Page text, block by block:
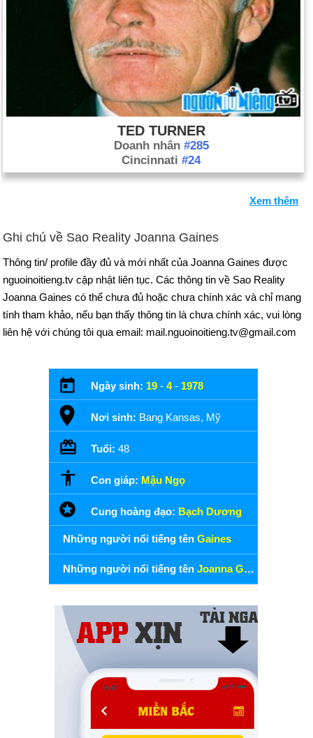
TED TURNER
Doanh nhân #285
Cincinnati #24
Xem thêm
Ghi chú về Sao Reality Joanna Gaines
Thông tin/ profile đầy đủ và mới nhất của Joanna Gaines được
nguoinoitieng.tv cập nhật liên tục. Các thông tin về Sao Reality
Joanna Gaines có thể chưa đủ hoặc chưa chính xác và chỉ mang
tính tham khảo, nếu bạn thấy thông tin là chưa chính xác, vui lòng
liên hệ với chúng tôi qua email: mail.nguoinoitieng.tv@gmail.com
Ngày sinh: 19 - 4- 1978
Nơi sinh: Bang Kansas, Mỹ
Tuổi: 48
Con giáp: Mậu Ngọ
Cung hoàng đạo: Bạch Dương
Những người nổi tiếng tên Gaines
Những người nổi tiếng tên Joanna Gaines